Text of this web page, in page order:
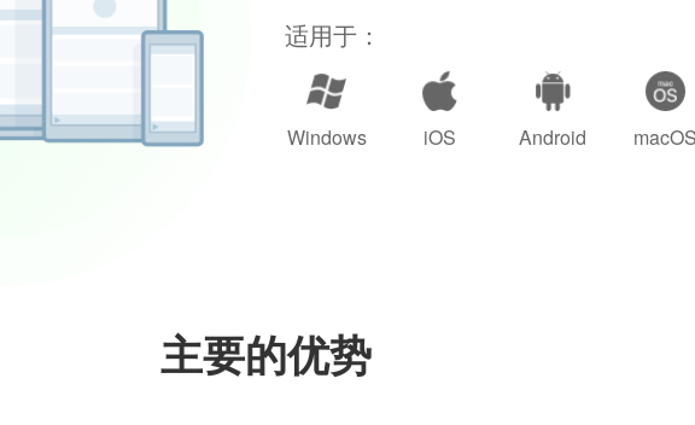
适用于：
Windows iOS Android macOS
主要的优势